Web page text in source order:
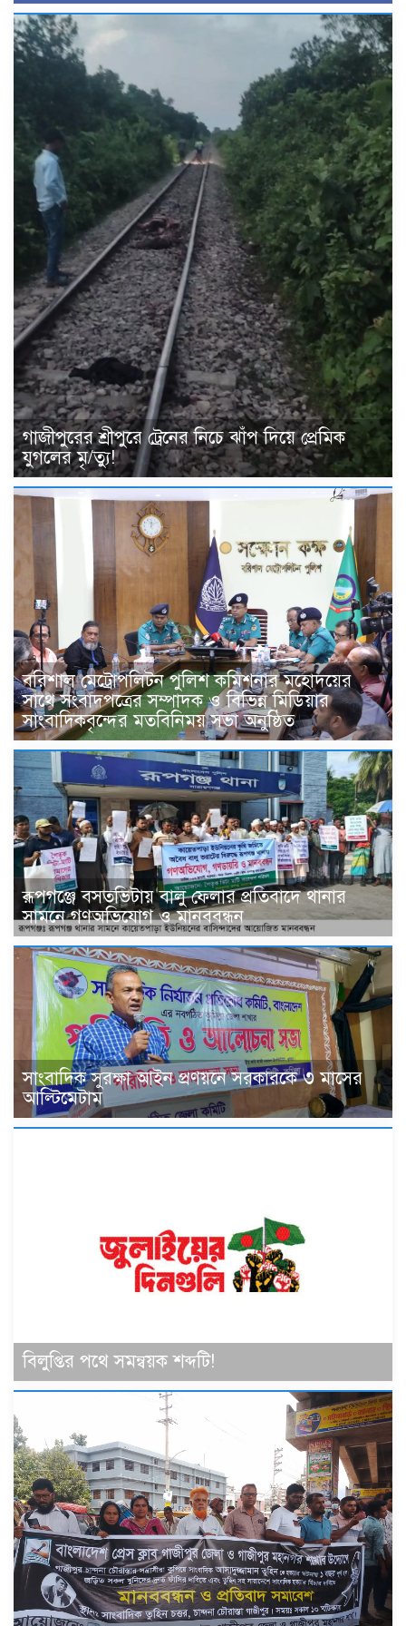
গাজীপুরের শ্রীপুরে ট্রেনের নিচে ঝাঁপ দিয়ে প্রেমিক
যুগলের মৃ/ত্যু!
বরিশাল মেট্রোপলিটন পুলিশ কমিশনার মহোদয়ের
সাথে সংবাদপত্রের সম্পাদক ও বিভিন্ন মিডিয়ার
সাংবাদিকবৃন্দের মতবিনিময় সভা অনুষ্ঠিত
রূপগঞ্জে বসতভিটায় বালু ফেলার প্রতিবাদে থানার
সামনে গণঅভিযোগ ও মানববন্ধন
সাংবাদিক সুরক্ষা আইন প্রণয়নে সরকারকে ৩ মাসের
আল্টিমেটাম
বিলুপ্তির পথে সমন্বয়ক শব্দটি!